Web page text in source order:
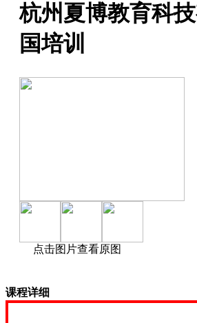
杭州夏博教育科
国培训
点击图片查看原图
课程详细